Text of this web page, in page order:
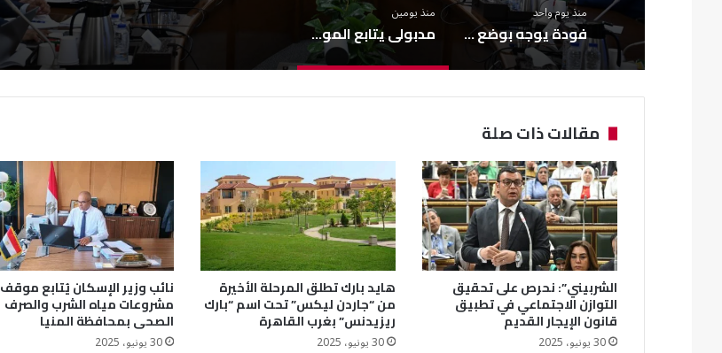
منذ يوم واحد
فودة يوجه بوضع حلول عاجلة لمشكلات الصرف الصحي بشبرا الخيمة
منذ يومين
مدبولي يتابع الموقف التنفيذي لمشروعات مياه الشرب والصرف الصحي
مقالات ذات صلة
الشربيني”: نحرص على تحقيق
التوازن الاجتماعي في تطبيق
قانون الإيجار القديم
30 يونيو، 2025
هايد بارك تطلق المرحلة الأخيرة
من “جاردن ليكس” تحت اسم “بارك
ريزيدنس” بغرب القاهرة
30 يونيو، 2025
نائب وزير الإسكان يُتابع موقف
مشروعات مياه الشرب والصرف
الصحى بمحافظة المنيا
30 يونيو، 2025